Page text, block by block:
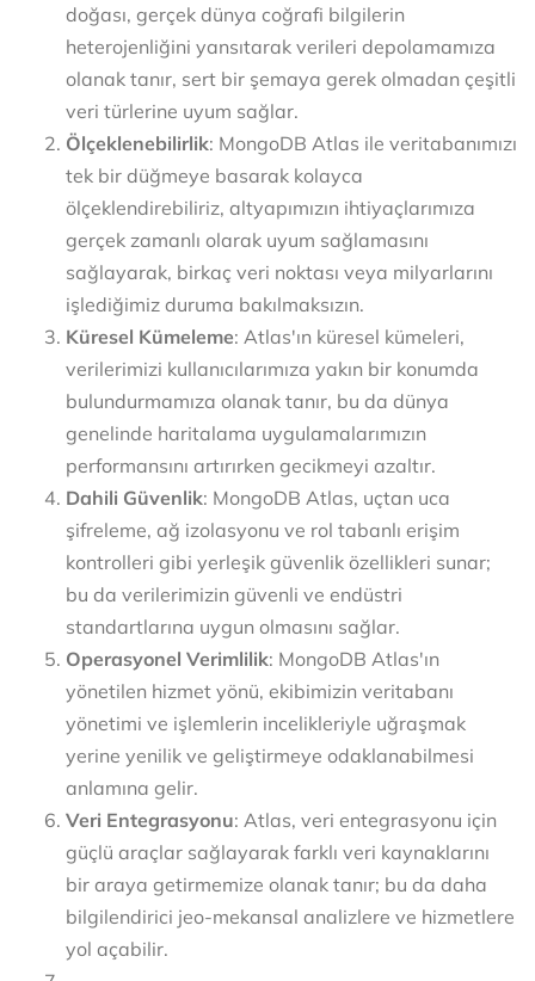
doğası, gerçek dünya coğrafi bilgilerin
heterojenliğini yansıtarak verileri depolamamıza
olanak tanır, sert bir şemaya gerek olmadan çeşitli
veri türlerine uyum sağlar.
Ölçeklenebilirlik: MongoDB Atlas ile veritabanımızı
tek bir düğmeye basarak kolayca
ölçeklendirebiliriz, altyapımızın ihtiyaçlarımıza
gerçek zamanlı olarak uyum sağlamasını
sağlayarak, birkaç veri noktası veya milyarlarını
işlediğimiz duruma bakılmaksızın.
Küresel Kümeleme: Atlas'ın küresel kümeleri,
verilerimizi kullanıcılarımıza yakın bir konumda
bulundurmamıza olanak tanır, bu da dünya
genelinde haritalama uygulamalarımızın
performansını artırırken gecikmeyi azaltır.
Dahili Güvenlik: MongoDB Atlas, uçtan uca
şifreleme, ağ izolasyonu ve rol tabanlı erişim
kontrolleri gibi yerleşik güvenlik özellikleri sunar;
bu da verilerimizin güvenli ve endüstri
standartlarına uygun olmasını sağlar.
Operasyonel Verimlilik: MongoDB Atlas'ın
yönetilen hizmet yönü, ekibimizin veritabanı
yönetimi ve işlemlerin incelikleriyle uğraşmak
yerine yenilik ve geliştirmeye odaklanabilmesi
anlamına gelir.
Veri Entegrasyonu: Atlas, veri entegrasyonu için
güçlü araçlar sağlayarak farklı veri kaynaklarını
bir araya getirmemize olanak tanır; bu da daha
bilgilendirici jeo-mekansal analizlere ve hizmetlere
yol açabilir.